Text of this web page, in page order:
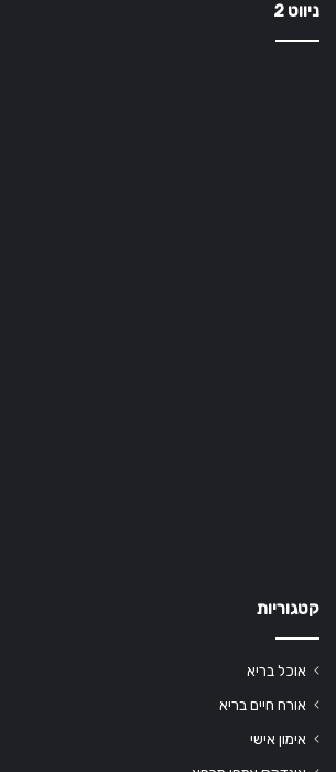
ניווט 2
קטגוריות
אוכל בריא
אורח חיים בריא
אימון אישי